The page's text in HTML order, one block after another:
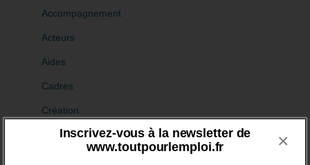
Inscrivez-vous à la newsletter de
www.toutpourlemploi.fr
×
Accompagnement
Acteurs
Aides
Cadres
Création
Demandeur emploi